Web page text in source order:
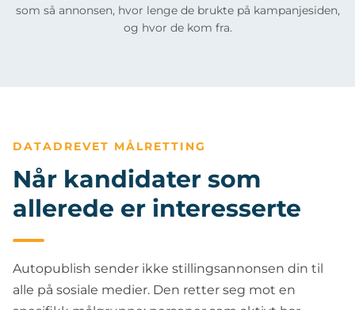
som så annonsen, hvor lenge de brukte på kampanjesiden,
og hvor de kom fra.
DATADREVET MÅLRETTING
Når kandidater som
allerede er interesserte
Autopublish sender ikke stillingsannonsen din til
alle på sosiale medier. Den retter seg mot en